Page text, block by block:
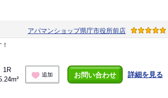
アパマンショップ県庁市役所前店
1R
追加 お問い合わせ 詳細を見る